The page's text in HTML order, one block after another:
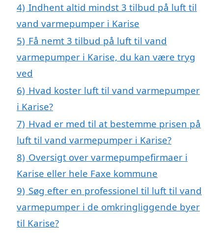
4) Indhent altid mindst 3 tilbud på luft til
vand varmepumper i Karise
5) Få nemt 3 tilbud på luft til vand
varmepumper i Karise, du kan være tryg
ved
6) Hvad koster luft til vand varmepumper
i Karise?
7) Hvad er med til at bestemme prisen på
luft til vand varmepumper i Karise?
8) Oversigt over varmepumpefirmaer i
Karise eller hele Faxe kommune
9) Søg efter en professionel til luft til vand
varmepumper i de omkringliggende byer
til Karise?